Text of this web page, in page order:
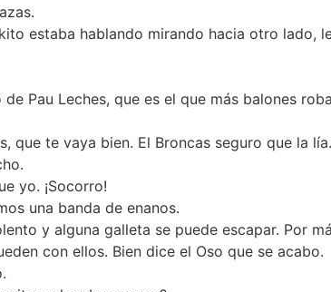
estaba hablando mirando hacia otro
Pau Leches, que es el que más balones
que te vaya bien. El Broncas seguro que la
yo. ¡Socorro!
una banda de enanos.
y alguna galleta se puede escapar. Por
con ellos. Bien dice el Oso que se acabo.